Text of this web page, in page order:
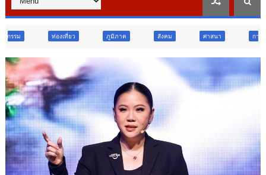
เที่ยว ภูมิภาค สังคม ศาสนา การศึกษา สังคม